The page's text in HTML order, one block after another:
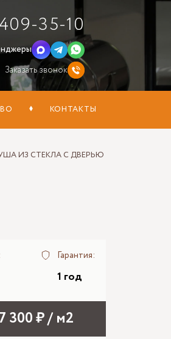
35-10
Заказать звонок
КОНТАКТЫ
ИЗ СТЕКЛА С ДВЕРЬЮ
Гарантия:
1 год
300 ₽ / м2